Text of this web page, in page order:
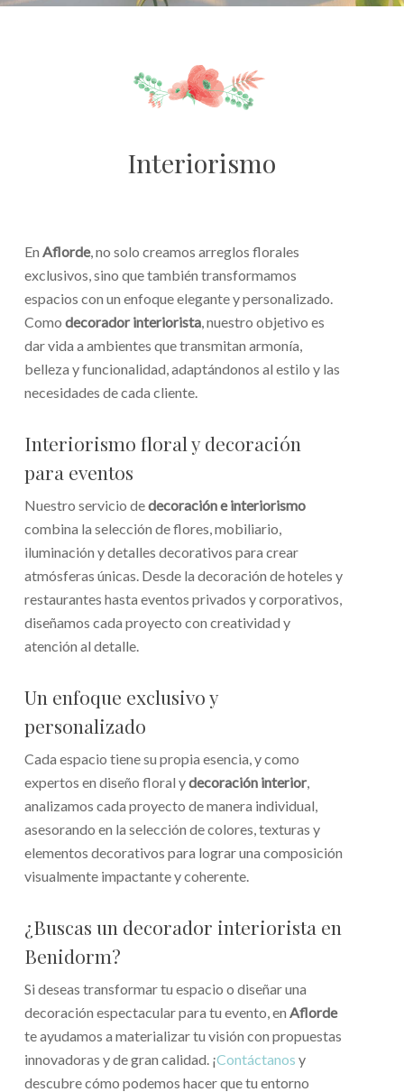
Interiorismo
En Aflorde, no solo creamos arreglos florales
exclusivos, sino que también transformamos
espacios con un enfoque elegante y personalizado.
Comodecorador interiorista , nuestro objetivo es
dar vida a ambientes que transmitan armonía,
belleza y funcionalidad, adaptándonos al estilo y las
necesidades de cada cliente.
Interiorismo floral y decoración
para eventos
Nuestro servicio dedecoración e interiorismo
combina la selección de flores, mobiliario,
iluminación y detalles decorativos para crear
atmósferas únicas. Desde la decoración de hoteles y
restaurantes hasta eventos privados y corporativos,
diseñamos cada proyecto con creatividad y
atención al detalle.
Un enfoque exclusivo y
personalizado
Cada espacio tiene su propia esencia, y como
expertos en diseño floral ydecoración interior
analizamos cada proyecto de manera individual,
asesorando en la selección de colores, texturas y
elementos decorativos para lograr una composición
visualmente impactante y coherente.
¿Buscas un decorador interiorista en
Benidorm?
Si deseas transformar tu espacio o diseñar una
decoración espectacular para tu evento, en Aflorde
te ayudamos a materializar tu visión con propuestas
innovadoras y de gran calidad. ¡Contáctanos y
descubre cómo podemos hacer que tu entorno